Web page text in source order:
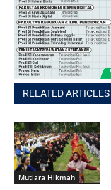
RELATED ARTICLES
Mutiara Hikmah